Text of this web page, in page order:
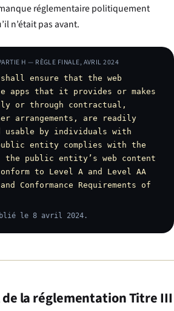
réglementaire politiquement
n’était pas avant.
H — RÈGLE FINALE, AVRIL 2024
ensure that the web
apps that it provides or makes
or through contractual,
arrangements, are readily
usable by individuals with
entity complies with the
public entity’s web content
to Level A and Level AA
Conformance Requirements of
le 8 avril 2024.
de la réglementation Titre III